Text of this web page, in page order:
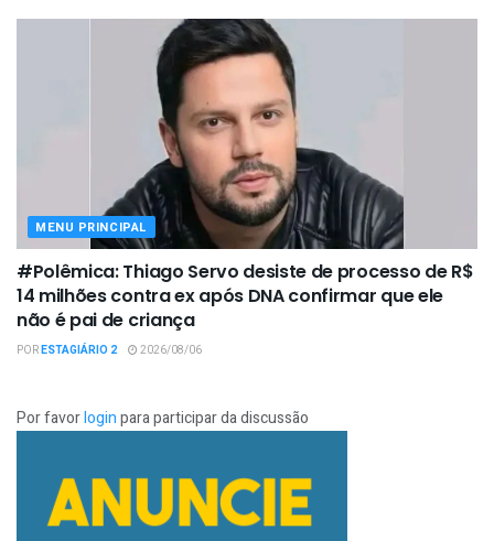
MENU PRINCIPAL
#Polêmica: Thiago Servo desiste de processo de R$
14 milhões contra ex após DNA confirmar que ele
não é pai de criança
PORESTAGIÁRIO 2 2026/08/06
Por favorloginpara participar da discussão